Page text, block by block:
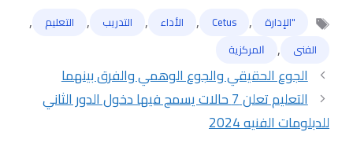
الوسوم
"الإدارة ,
Cetus
, الأداء , التدريب , التعليم ,
الفنى , ﺍﻟﻤﺮﻛﺰﻳﺔ
الجوع الحقيقي والجوع الوهمي والفرق بينهما
التعليم تعلن 7 حالات يسمح فيها دخول الدور الثاني
للدبلومات الفنيه 2024